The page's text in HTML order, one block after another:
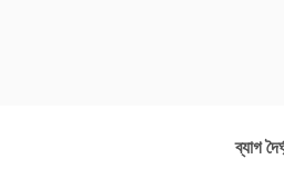
ব্যাগ